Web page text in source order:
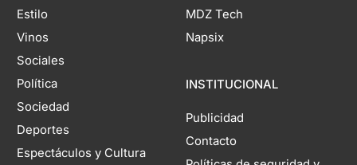
Estilo
Vinos
Sociales
Política
Sociedad
Deportes
Espectáculos y Cultura
MDZ Tech
Napsix
INSTITUCIONAL
Publicidad
Contacto